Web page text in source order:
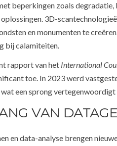
beperkingen zoals
3D-
en monumenten te
bij calamiteiten.
rapport van het International
toe. In 2023 werd
een sprong
VAN
en data-analyse brengen